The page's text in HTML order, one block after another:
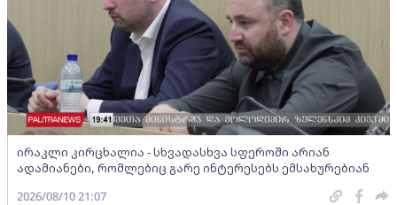
ირაკლი კირცხალია - სხვადასხვა სფეროში არიან
ადამიანები, რომლებიც გარე ინტერესებს ემსახურებიან
2026/08/10 21:07